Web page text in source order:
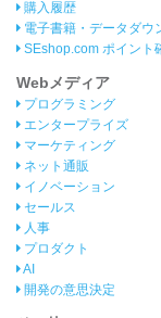
購入履歴
電子書籍・データダウ
SEshop.com ポイント
Webメディア
プログラミング
エンタープライズ
マーケティング
ネット通販
イノベーション
セールス
人事
プロダクト
AI
開発の意思決定